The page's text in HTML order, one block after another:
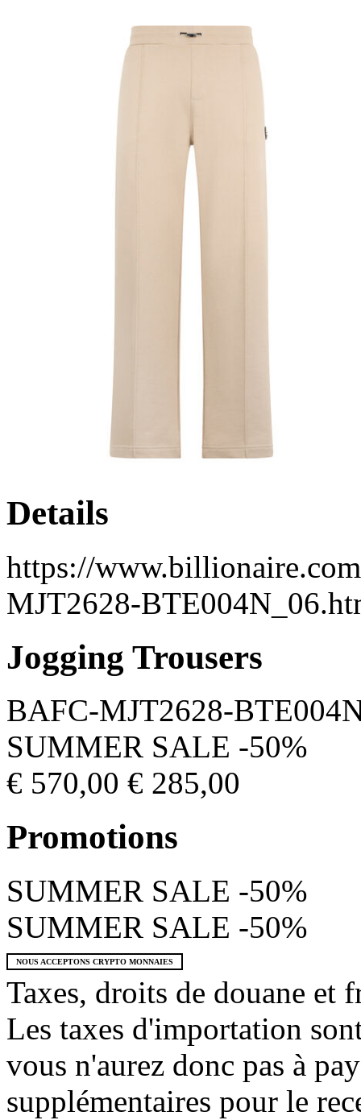
Details
https://
MJT2628-
Jogging Trousers
BAFC-MJT2628-
SUMMER SALE -50%
€ 570,00 € 285,00
Promotions
SUMMER SALE -50%
SUMMER SALE -50%
NOUS ACCEPTONS CRYPTO MONNAIES
Taxes, droits de douane et
Les taxes d'importation
vous n'aurez donc pas à
supplémentaires pour le